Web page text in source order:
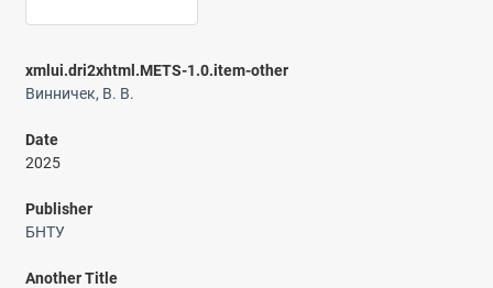
xmlui.dri2xhtml.METS-1.0.item-other
Винничек, В. В.
Date
2025
Publisher
БНТУ
Another Title